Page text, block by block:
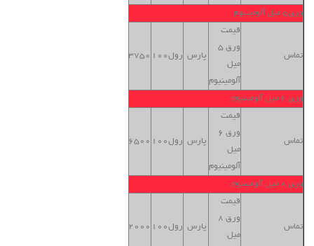
ورق5 میل آلومینیوم
تماس
قیمت
ورق 5
میل
آلومینیوم
پارس رول100 13750
ورق 6 میل آلومینیوم
تماس
قیمت
ورق 6
میل
آلومینیوم
پارس رول100 16500
ورق 8 میل آلومینیوم
تماس
قیمت
ورق 8
میل
پارس رول100 22000